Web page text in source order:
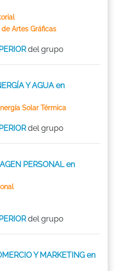
Artes Gráficas
del grupo
Y AGUA en
Solar Térmica
del grupo
PERSONAL en
del grupo
Y MARKETING en